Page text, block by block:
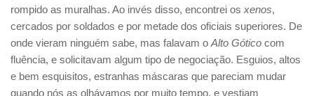
rompido as muralhas. Ao invés disso, encontrei os xenos,
cercados por soldados e por metade dos oficiais superiores. De
onde vieram ninguém sabe, mas falavam o Alto Gótico com
fluência, e solicitavam algum tipo de negociação. Esguios, altos
e bem esquisitos, estranhas máscaras que pareciam mudar
quando nós as olhávamos por muito tempo, e vestiam